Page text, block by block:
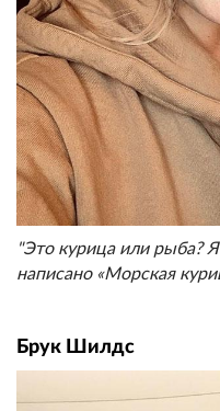
"Это курица или рыба?
написано «Морская
Брук Шилдс